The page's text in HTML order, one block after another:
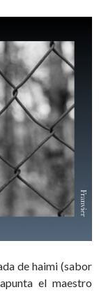
de haimi (sabor
el maestro